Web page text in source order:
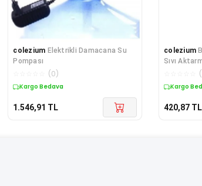
colezium Elektrikli Damacana Su
Pompası
(0)
Kargo Bedava
1.546,91 TL
colezium
Sıvı
(
Kargo
420,87 TL